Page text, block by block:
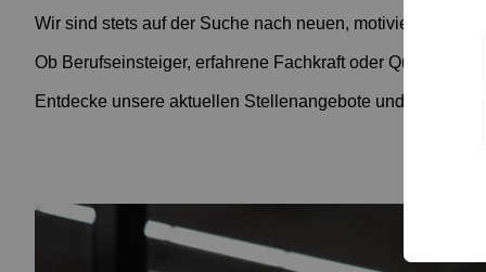
Wir sind stets auf der Suche nach neuen, motivierten
Ob Berufseinsteiger, erfahrene Fachkraft oder
Entdecke unsere aktuellen Stellenangebote und werde Teil